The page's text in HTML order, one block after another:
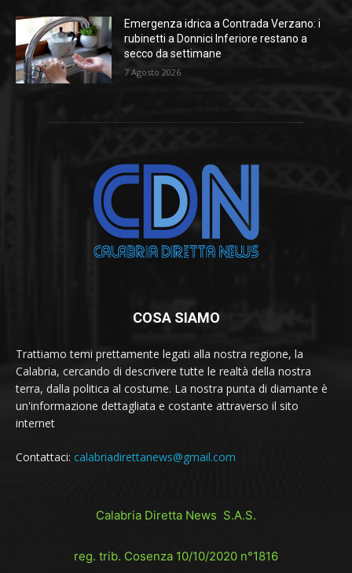
Emergenza idrica a Contrada Verzano: i
rubinetti a Donnici Inferiore restano a
secco da settimane
7 Agosto 2026
COSA SIAMO
Trattiamo temi prettamente legati alla nostra regione, la
Calabria, cercando di descrivere tutte le realtà della nostra
terra, dalla politica al costume. La nostra punta di diamante è
un'informazione dettagliata e costante attraverso il sito
internet
Contattaci: calabriadirettanews@gmail.com
Calabria Diretta News S.A.S.
reg. trib. Cosenza 10/10/2020 n°1816